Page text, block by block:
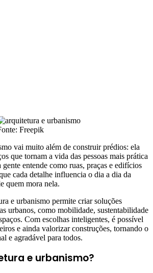
Freepik
vai muito além de construir prédios: ela
que tornam a vida das pessoas mais prática
entende como ruas, praças e edifícios
cada detalhe influencia o dia a dia da
quem mora nela.
e urbanismo permite criar soluções
urbanos, como mobilidade, sustentabilidade
Com escolhas inteligentes, é possível
e ainda valorizar construções, tornando o
e agradável para todos.
e urbanismo?